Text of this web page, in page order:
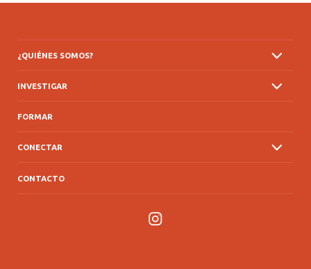
¿QUIÉNES SOMOS?
INVESTIGAR
FORMAR
CONECTAR
CONTACTO
Instagram